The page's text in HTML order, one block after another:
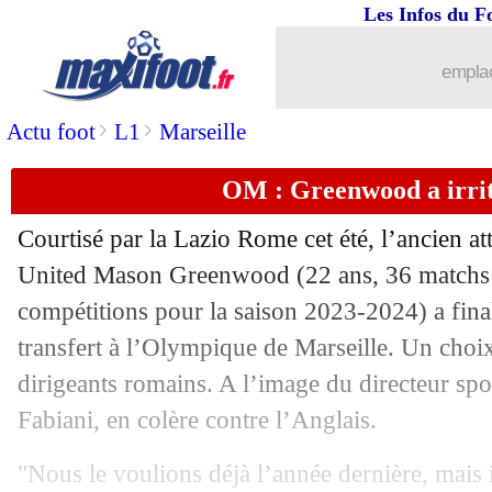
Actu foot> L1 > Marseille
Les Infos du
OM : Greenwood a
Courtisé par la Lazio Rome cet été, l’ancien
United Mason Greenwood (22 ans, 36
compétitions pour la saison 2023-2024) a
transfert à l’Olympique de Marseille. Un
dirigeants romains. A l’image du directeur
Fabiani, en colère contre l’Anglais.
"Nous le voulions déjà l’année dernière,
: Labeau-Lascary a prolongé
02/08 Los Angeles: Giroud attend
02/08 Gérone: Dovbyk rejoint la Roma
02/08 Tottenham: Solanke dans le viseur
02/08 JO : le Maroc écrase les Etats-Unis !
02/08 PSG: une rechute pour Kimpembe ?
Man City : l'Atletico avance pour